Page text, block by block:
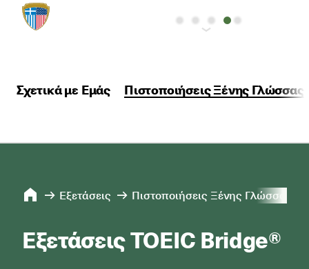
Σχετικά με Εμάς Πιστοποιήσεις Ξένης Γλώσσας
Εξετάσεις Πιστοποιήσεις Ξένης Γλώσσας
Εξετάσεις TOEIC Bridge®